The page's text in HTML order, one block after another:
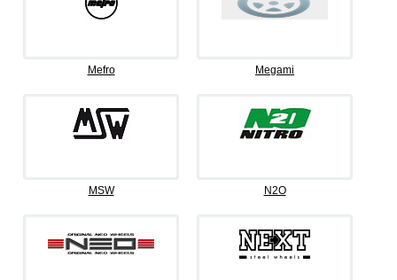
Mefro Megami
MSW N2O